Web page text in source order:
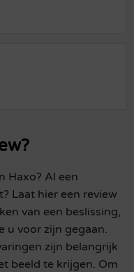
Haxo? Al een
Laat hier een review
van een beslissing,
u voor zijn gegaan.
zijn belangrijk
beeld te krijgen. Om